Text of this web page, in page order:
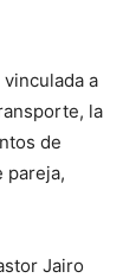
a
la
de
pareja,
Jairo